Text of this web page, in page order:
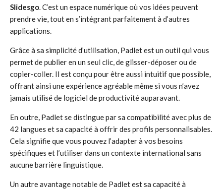
Slidesgo. C’est un espace numérique où vos idées peuvent
prendre vie, tout en s’intégrant parfaitement à d’autres
applications.
Grâce à sa simplicité d’utilisation, Padlet est un outil qui vous
permet de publier en un seul clic, de glisser-déposer ou de
copier-coller. Il est conçu pour être aussi intuitif que possible,
offrant ainsi une expérience agréable même si vous n’avez
jamais utilisé de logiciel de productivité auparavant.
En outre, Padlet se distingue par sa compatibilité avec plus de
42 langues et sa capacité à offrir des profils personnalisables.
Cela signifie que vous pouvez l’adapter à vos besoins
spécifiques et l’utiliser dans un contexte international sans
aucune barrière linguistique.
Un autre avantage notable de Padlet est sa capacité à